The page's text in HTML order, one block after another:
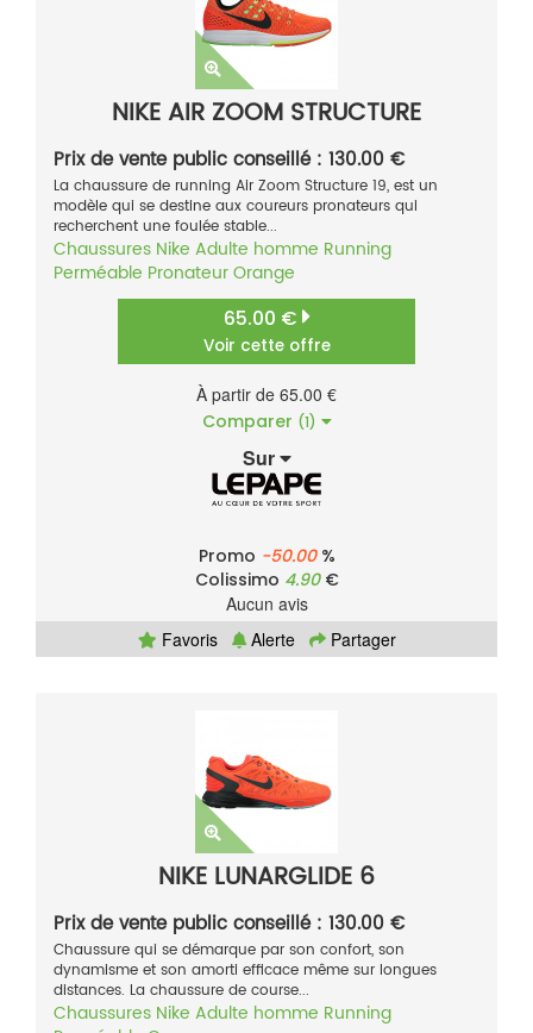
NIKE AIR ZOOM STRUCTURE
Prix de vente public conseillé : 130.00 €
La chaussure de running Air Zoom Structure 19, est un
modèle qui se destine aux coureurs pronateurs qui
recherchent une foulée stable...
Chaussures Nike Adulte homme Running
Perméable PronateurOrange
65.00 €
Voir cette offre
À partir de 65.00 €
Comparer (1)
Sur
Promo -50.00%
Colissimo 4.90€
Aucun avis
Favoris
Alerte Partager
NIKE LUNARGLIDE 6
Prix de vente public conseillé : 130.00 €
Chaussure qui se démarque par son confort, son
dynamisme et son amorti efficace même sur longues
distances. La chaussure de course...
Chaussures Nike Adulte homme Running